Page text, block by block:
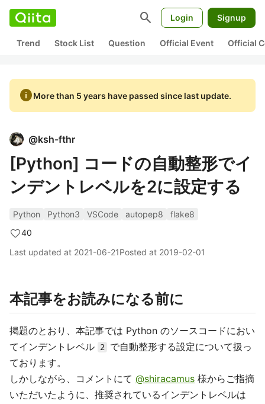
search Login Signup
Trend Stock List Question Official Event Official
infoMore than 5 years have passed since last update.
@ksh-fthr
[Python] コードの自動整形でイ
ンデントレベルを2に設定する
Python Python3 VSCode autopep8
flake8
40
Last updated at 2021-06-21Posted at 2019-02-01
本記事をお読みになる前に
掲題のとおり、本記事では Python のソースコードにおい
てインデントレベル
2
で自動整形する設定について扱っ
ております。
しかしながら、コメントにて @shiracamus 様からご指摘
いただいたように、推奨されているインデントレベルは